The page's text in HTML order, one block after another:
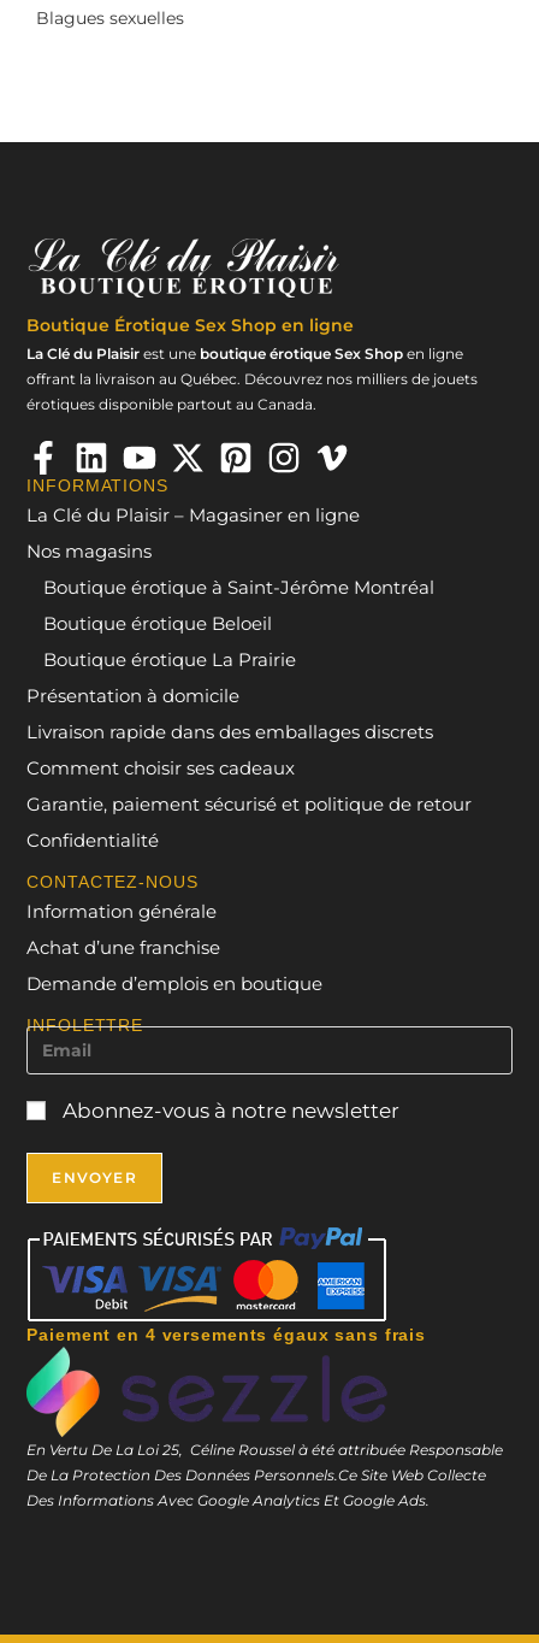
Blagues sexuelles
Boutique Érotique Sex Shop en ligne
La Clé du Plaisir est une boutique érotique Sex Shop en ligne
offrant la livraison au Québec. Découvrez nos milliers de jouets
érotiques disponible partout au Canada.
INFORMATIONS
La Clé du Plaisir – Magasiner en ligne
Nos magasins
Boutique érotique à Saint-Jérôme Montréal
Boutique érotique Beloeil
Boutique érotique La Prairie
Présentation à domicile
Livraison rapide dans des emballages discrets
Comment choisir ses cadeaux
Garantie, paiement sécurisé et politique de retour
Confidentialité
CONTACTEZ-NOUS
Information générale
Achat d’une franchise
Demande d’emplois en boutique
INFOLETTRE
Abonnez-vous à notre newsletter
Paiement en 4 versements égaux sans frais
En Vertu De La Loi 25, Céline Roussel à été attribuée Responsable
De La Protection Des Données Personnels.Ce Site Web Collecte
Des Informations Avec Google Analytics Et Google Ads.